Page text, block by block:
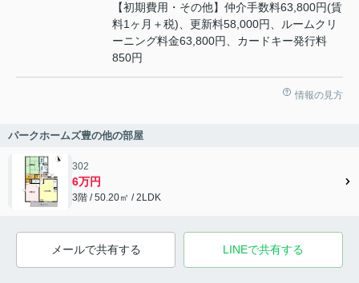
【初期費用・その他】仲介手数料63,800円(賃
料1ヶ月＋税)、更新料58,000円、ルームクリ
ーニング料金63,800円、カードキー発行料
850円
情報の見方
パークホームズ豊の他の部屋
302
6万円
3階 / 50.20㎡ / 2LDK
メールで共有する LINEで共有する